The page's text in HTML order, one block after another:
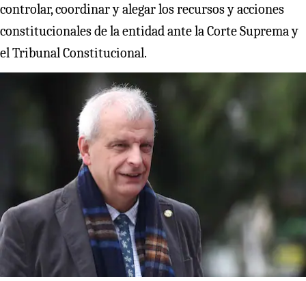
controlar, coordinar y alegar los recursos y acciones
constitucionales de la entidad ante la Corte Suprema y
el Tribunal Constitucional.